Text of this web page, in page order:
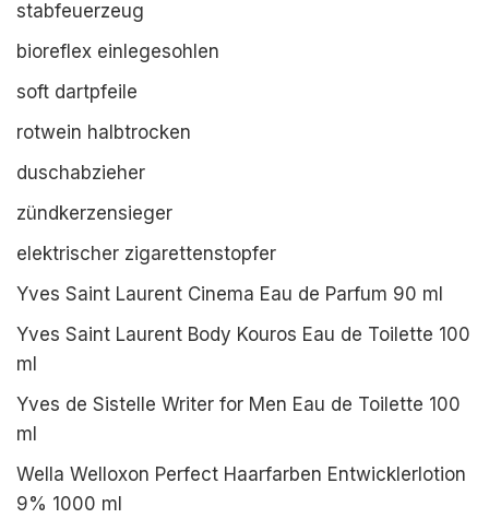
stabfeuerzeug
bioreflex einlegesohlen
soft dartpfeile
rotwein halbtrocken
duschabzieher
zündkerzensieger
elektrischer zigarettenstopfer
Yves Saint Laurent Cinema Eau de Parfum 90 ml
Yves Saint Laurent Body Kouros Eau de Toilette 100
ml
Yves de Sistelle Writer for Men Eau de Toilette 100
ml
Wella Welloxon Perfect Haarfarben Entwicklerlotion
9% 1000 ml